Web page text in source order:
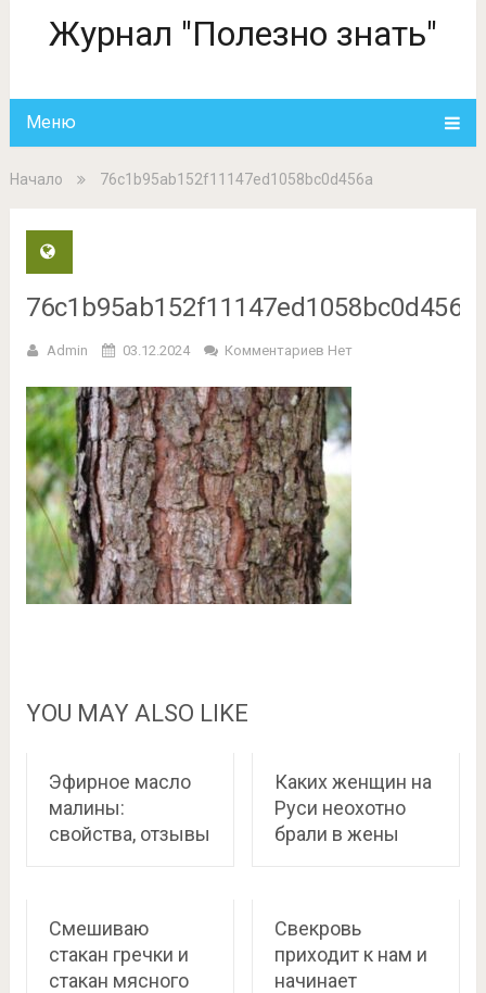
Журнал "Полезно знать"
Меню
Начало 76c1b95ab152f11147ed1058bc0d456a
76c1b95ab152f11147ed1058bc0d456a
Admin 03.12.2024 Комментариев Нет
YOU MAY ALSO LIKE
Эфирное масло
малины:
свойства, отзывы
Каких женщин на
Руси неохотно
брали в жены
Смешиваю
стакан гречки и
стакан мясного
Свекровь
приходит к нам и
начинает